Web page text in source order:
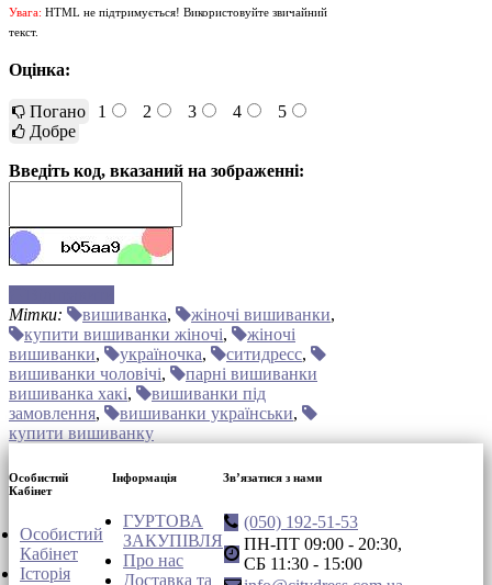
Увага: HTML не підтримується! Використовуйте звичайний
текст.
Оцінка:
Погано 1 2 3 4
5
Добре
Введіть код, вказаний на зображенні:
Мітки:
вишиванка, жіночі вишиванки,
купити вишиванки жіночі,
жіночі
вишиванки, україночка, ситидресс,
вишиванки чоловічі,
парні вишиванки
вишиванка хакі,
вишиванки під
замовлення, вишиванки українськи,
купити вишиванку
Особистий
Кабінет
Особистий
Кабінет
Історія
Інформація
ГУРТОВА
ЗАКУПІВЛЯ
Про нас
Доставка та
Зв’язатися з нами
(050) 192-51-53
ПН-ПТ 09:00 - 20:30,
СБ 11:30 - 15:00